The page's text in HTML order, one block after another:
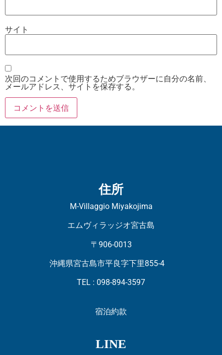
サイト
次回のコメントで使用するためブラウザーに自分の名前、
メールアドレス、サイトを保存する。
住所
M-Villaggio Miyakojima
エムヴィラッジオ宮古島
〒906-0013
沖縄県宮古島市平良字下里855-4
TEL : 098-894-3597
宿泊約款
LINE